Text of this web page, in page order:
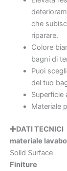
che
riparare.
Colore
bagni di
Puoi
del tuo
Superficie
Materiale
DATI TECNICI
materiale lavabo
Solid Surface
Finiture